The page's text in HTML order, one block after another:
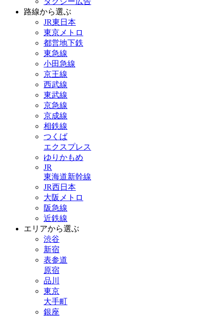
路線から選ぶ
JR東日本
東京メトロ
都営地下鉄
東急線
小田急線
京王線
西武線
東武線
京急線
京成線
相鉄線
つくば
エクスプレス
ゆりかもめ
JR
東海道新幹線
JR西日本
大阪メトロ
阪急線
近鉄線
エリアから選ぶ
渋谷
新宿
表参道
原宿
品川
東京
大手町
銀座